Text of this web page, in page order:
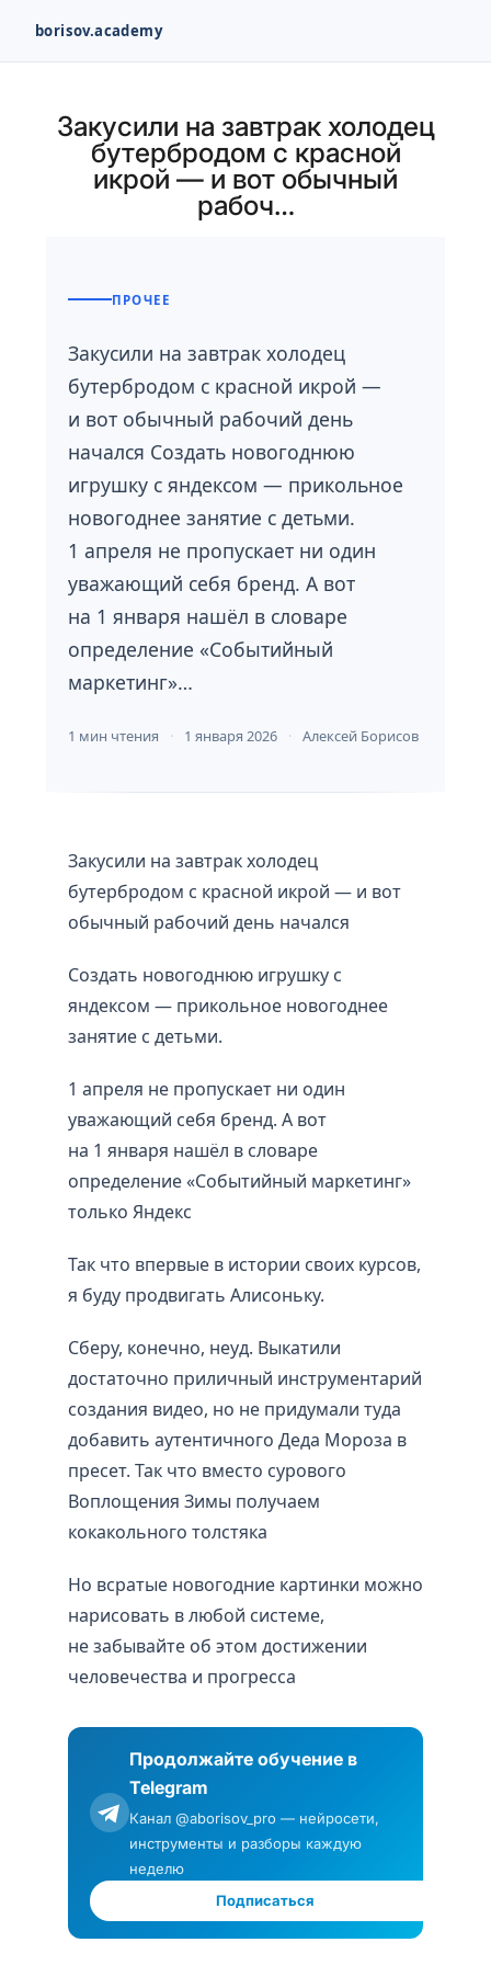
borisov.academy
содержимому
Закусили на завтрак холодец
бутербродом с красной
икрой — и вот обычный
рабоч…
ПРОЧЕЕ
Закусили на завтрак холодец
бутербродом с красной икрой —
и вот обычный рабочий день
начался Создать новогоднюю
игрушку с яндексом — прикольное
новогоднее занятие с детьми.
1 апреля не пропускает ни один
уважающий себя бренд. А вот
на 1 января нашёл в словаре
определение «Событийный
маркетинг»…
1 мин чтения 1 января 2026 Алексей Борисов
Закусили на завтрак холодец
бутербродом с красной икрой — и вот
обычный рабочий день начался
Создать новогоднюю игрушку с
яндексом — прикольное новогоднее
занятие с детьми.
1 апреля не пропускает ни один
уважающий себя бренд. А вот
на 1 января нашёл в словаре
определение «Событийный маркетинг»
только Яндекс
Так что впервые в истории своих курсов,
я буду продвигать Алисоньку.
Сберу, конечно, неуд. Выкатили
достаточно приличный инструментарий
создания видео, но не придумали туда
добавить аутентичного Деда Мороза в
пресет. Так что вместо сурового
Воплощения Зимы получаем
кокакольного толстяка
Но всратые новогодние картинки можно
нарисовать в любой системе,
не забывайте об этом достижении
человечества и прогресса
Продолжайте обучение в
Telegram
Канал @aborisov_pro — нейросети,
инструменты и разборы каждую
неделю
Подписаться